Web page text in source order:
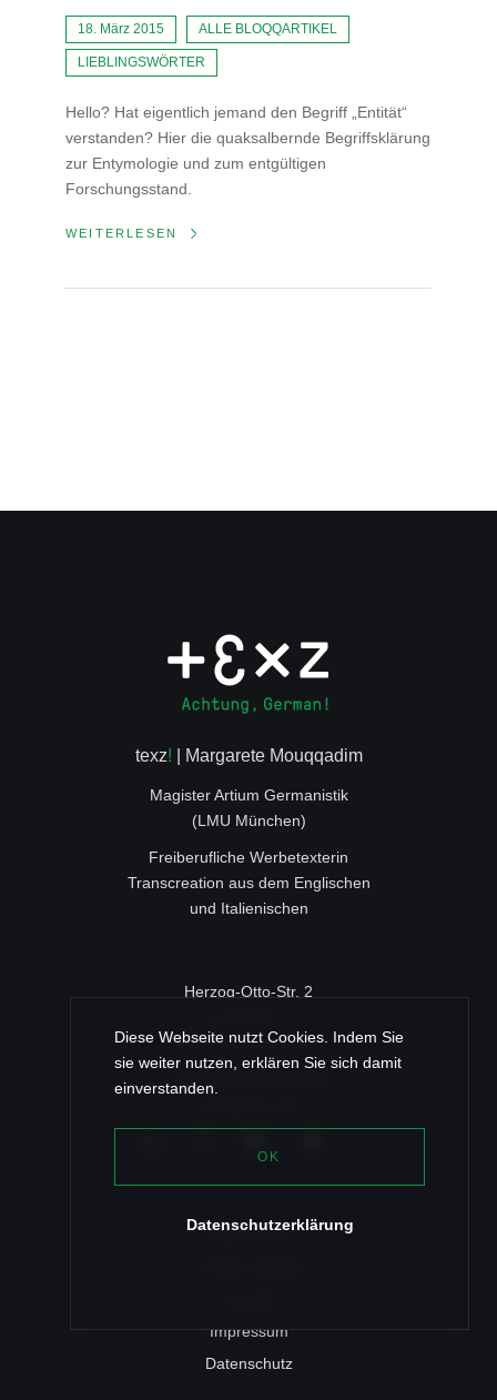
18. März 2015 ALLE BLOQQARTIKEL
LIEBLINGSWÖRTER
Hello? Hat eigentlich jemand den Begriff „Entität“
verstanden? Hier die quaksalbernde Begriffsklärung
zur Entymologie und zum entgültigen
Forschungsstand.
WEITERLESEN
texz! | Margarete Mouqqadim
Magister Artium Germanistik
(LMU München)
Freiberufliche Werbetexterin
Transcreation aus dem Englischen
und Italienischen
Herzog-Otto-Str. 2
83022 Rosenheim
+49 (0) 80 31/46 35 96
Referenzen
Impressum
Datenschutz
Diese Webseite nutzt Cookies. Indem Sie
sie weiter nutzen, erklären Sie sich damit
einverstanden.
OK
Datenschutzerklärung